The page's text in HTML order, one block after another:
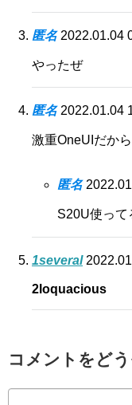
匿名 2022.01.04
やったぜ
匿名 2022.01.04
激重OneUIだか
匿名
S20U使って
1several
2loquacious
コメントをど